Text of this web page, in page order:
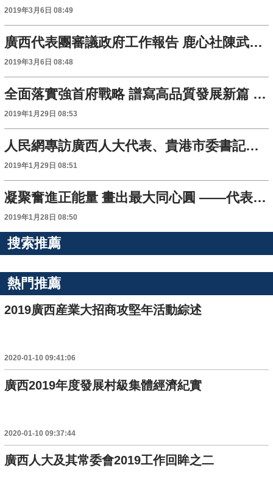
2019年3月6日 08:49
廣西代表團審議政府工作報告 鹿心社陳武等參加審議併發言
2019年3月6日 08:48
全面落實強首府戰略 譜寫高品質發展新篇 ——南寧市代表團審議政府工作報告側記
2019年1月29日 08:53
人民網專訪廣西人大代表、貴港市委書記李新元
2019年1月29日 08:51
凝聚奮進正能量 畫出最大同心圓 ——代表委員熱議習近平總書記關於媒體融合發展重要講話精神
2019年1月28日 08:50
搜索推薦
熱門推薦
2019廣西産業大招商攻堅年活動綜述
2020-01-10 09:41:06
廣西2019年度發展村級集體經濟紀實
2020-01-10 09:37:44
廣西人大及其常委會2019工作回眸之二